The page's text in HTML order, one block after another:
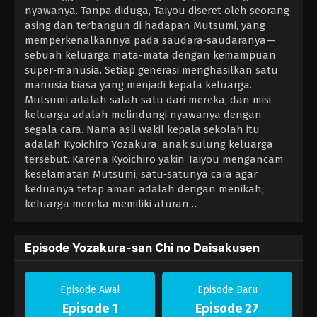
nyawanya. Tanpa diduga, Taiyou diseret oleh seorang
asing dan terbangun di hadapan Mutsumi, yang
memperkenalkannya pada saudara‑saudaranya—
sebuah keluarga mata-mata dengan kemampuan
super‑manusia. Setiap generasi menghasilkan satu
manusia biasa yang menjadi kepala keluarga.
Mutsumi adalah salah satu dari mereka, dan misi
keluarga adalah melindungi nyawanya dengan
segala cara. Nama asli wakil kepala sekolah itu
adalah Kyoichiro Yozakura, anak sulung keluarga
tersebut. Karena Kyoichiro yakin Taiyou mengancam
keselamatan Mutsumi, satu‑satunya cara agar
keduanya tetap aman adalah dengan menikah;
keluarga mereka memiliki aturan…
Episode Yozakura-san Chi no Daisakusen
Episode Awal
Episode 1
Episode Baru
Episode 27